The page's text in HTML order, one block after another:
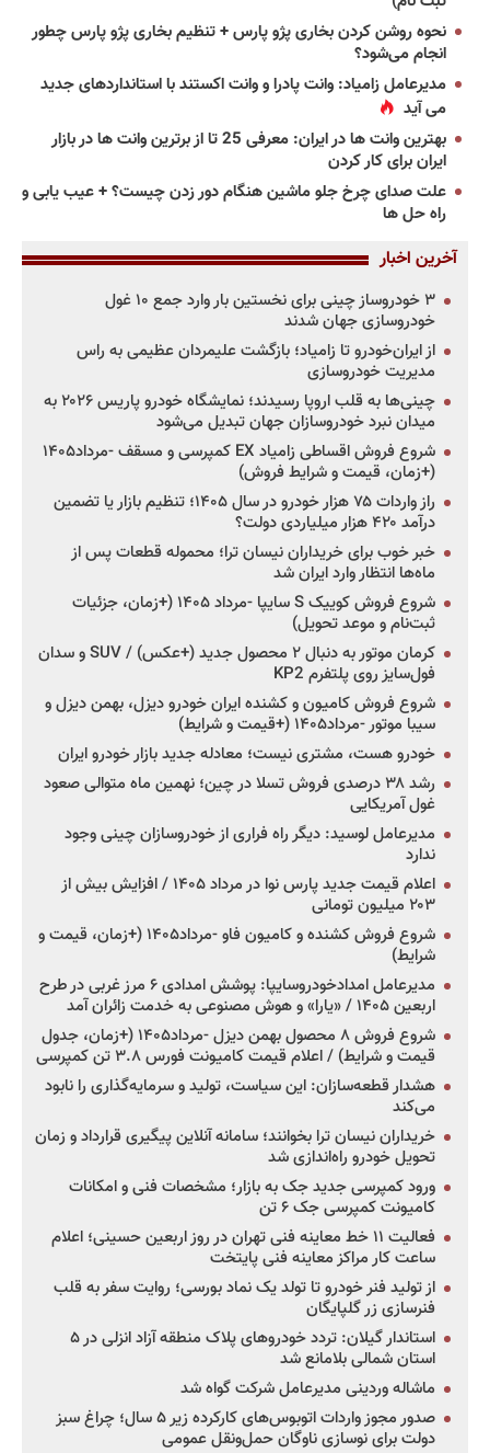
نحوه روشن کردن بخاری پژو پارس + تنظیم بخاری پژو پارس چطور
انجام می‌شود؟
مدیرعامل زامیاد: وانت پادرا و وانت اکستند با استانداردهای جدید
می آید
بهترین وانت ها در ایران: معرفی 25 تا از برترین وانت ها در بازار
ایران برای کار کردن
علت صدای چرخ جلو ماشین هنگام دور زدن چیست؟ + عیب یابی و
راه حل ها
آخرین اخبار
۳ خودروساز چینی برای نخستین بار وارد جمع ۱۰ غول
خودروسازی جهان شدند
از ایران‌خودرو تا زامیاد؛ بازگشت علیمردان عظیمی به راس
مدیریت خودروسازی
چینی‌ها به قلب اروپا رسیدند؛ نمایشگاه خودرو پاریس ۲۰۲۶ به
میدان نبرد خودروسازان جهان تبدیل می‌شود
شروع فروش اقساطی زامیاد EX کمپرسی و مسقف -مرداد۱۴۰۵
(+زمان، قیمت و شرایط فروش)
راز واردات ۷۵ هزار خودرو در سال ۱۴۰۵؛ تنظیم بازار یا تضمین
درآمد ۴۲۰ هزار میلیاردی دولت؟
خبر خوب برای خریداران نیسان ترا؛ محموله قطعات پس از
ماه‌ها انتظار وارد ایران شد
شروع فروش کوییک S سایپا -مرداد ۱۴۰۵ (+زمان، جزئیات
ثبت‌نام و موعد تحویل)
کرمان موتور به دنبال ۲ محصول جدید (+عکس) / SUV و سدان
فول‌سایز روی پلتفرم KP2
شروع فروش کامیون و کشنده ایران خودرو دیزل، بهمن دیزل و
سیبا موتور -مرداد۱۴۰۵ (+قیمت و شرایط)
خودرو هست، مشتری نیست؛ معادله جدید بازار خودرو ایران
رشد ۳۸ درصدی فروش تسلا در چین؛ نهمین ماه متوالی صعود
غول آمریکایی
مدیرعامل لوسید: دیگر راه فراری از خودروسازان چینی وجود
ندارد
اعلام قیمت جدید پارس نوا در مرداد ۱۴۰۵ / افزایش بیش از
۲۰۳ میلیون تومانی
شروع فروش کشنده و کامیون فاو -مرداد۱۴۰۵ (+زمان، قیمت و
شرایط)
مدیرعامل امدادخودروسایپا: پوشش امدادی ۶ مرز غربی در طرح
اربعین ۱۴۰۵ / «یارا» و هوش مصنوعی به خدمت زائران آمد
شروع فروش ۸ محصول بهمن دیزل -مرداد۱۴۰۵ (+زمان، جدول
قیمت و شرایط) / اعلام قیمت کامیونت فورس ۳.۸ تن کمپرسی
هشدار قطعه‌سازان: این سیاست، تولید و سرمایه‌گذاری را نابود
می‌کند
خریداران نیسان ترا بخوانند؛ سامانه آنلاین پیگیری قرارداد و زمان
تحویل خودرو راه‌اندازی شد
ورود کمپرسی جدید جک به بازار؛ مشخصات فنی و امکانات
کامیونت کمپرسی جک ۶ تن
فعالیت ۱۱ خط معاینه فنی تهران در روز اربعین حسینی؛ اعلام
ساعت کار مراکز معاینه فنی پایتخت
از تولید فنر خودرو تا تولد یک نماد بورسی؛ روایت سفر به قلب
فنرسازی زر گلپایگان
استاندار گیلان: تردد خودروهای پلاک منطقه آزاد انزلی در ۵
استان شمالی بلامانع شد
ماشاله وردینی مدیرعامل شرکت گواه شد
صدور مجوز واردات اتوبوس‌های کارکرده زیر ۵ سال؛ چراغ سبز
دولت برای نوسازی ناوگان حمل‌ونقل عمومی